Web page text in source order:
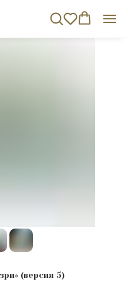
(версия 5)